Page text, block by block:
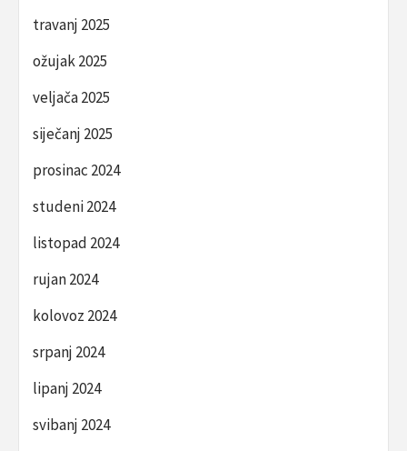
travanj 2025
ožujak 2025
veljača 2025
siječanj 2025
prosinac 2024
studeni 2024
listopad 2024
rujan 2024
kolovoz 2024
srpanj 2024
lipanj 2024
svibanj 2024